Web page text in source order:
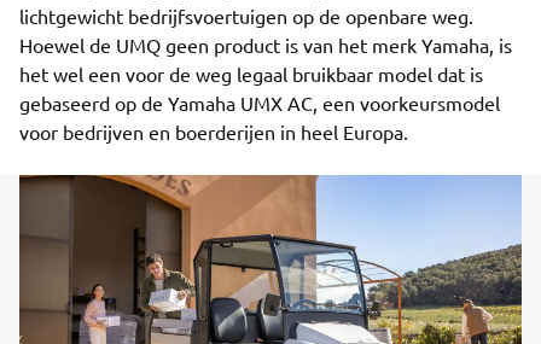
lichtgewicht bedrijfsvoertuigen op de openbare weg.
Hoewel de UMQ geen product is van het merk Yamaha, is
het wel een voor de weg legaal bruikbaar model dat is
gebaseerd op de Yamaha UMX AC, een voorkeursmodel
voor bedrijven en boerderijen in heel Europa.